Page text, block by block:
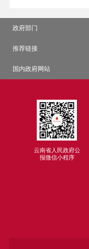
政府部门
推荐链接
国内政府网站
云南省人民政府公
报微信小程序